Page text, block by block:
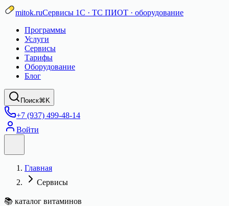
mitok.ruСервисы 1С · ТС ПИОТ · оборудование
Программы
Услуги
Сервисы
Тарифы
Оборудование
Блог
Поиск⌘K
+7 (937) 499-48-14
Войти
Главная
Сервисы
📚 каталог витаминов